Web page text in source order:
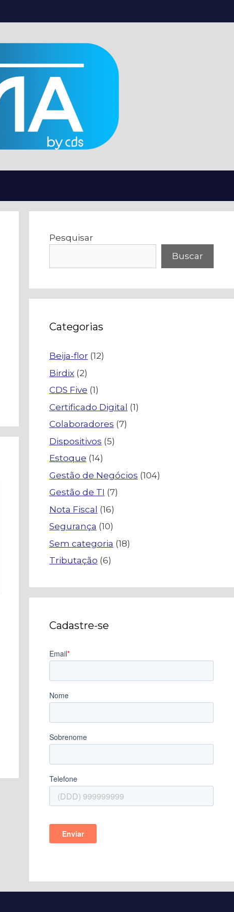
Pesquisar
Buscar
Categorias
Beija-flor(12)
Birdix(2)
CDS Five (1)
Certificado Digital (1)
Colaboradores (7)
Dispositivos (5)
Estoque (14)
Gestão de Negócios (104)
Gestão de TI (7)
Nota Fiscal (16)
Segurança (10)
Sem categoria (18)
Tributação (6)
Cadastre-se